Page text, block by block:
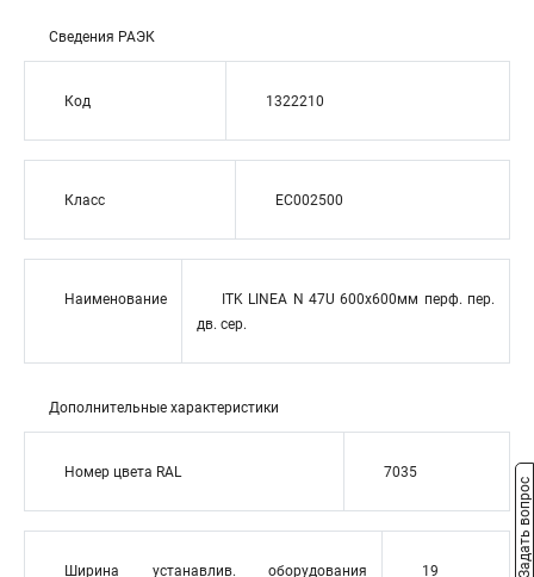
Сведения РАЭК
Код 1322210
Класс EC002500
Наименование
ITK LINEA N 47U 600х600мм перф. пер.
дв. сер.
Дополнительные характеристики
Номер цвета RAL 7035
Ширина устанавлив. оборудования 19 Задать вопрос